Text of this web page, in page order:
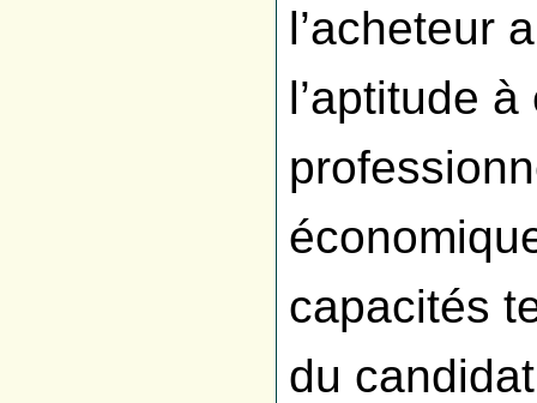
l’acheteur
l’aptitude
capacités
du